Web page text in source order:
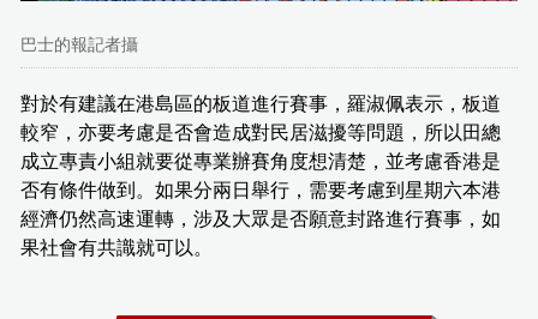
巴士的報記者攝
對於有建議在港島區的板道進行賽事，羅淑佩表示，板道
較窄，亦要考慮是否會造成對民居滋擾等問題，所以田總
成立專責小組就要從專業辦賽角度想清楚，並考慮香港是
否有條件做到。如果分兩日舉行，需要考慮到星期六本港
經濟仍然高速運轉，涉及大眾是否願意封路進行賽事，如
果社會有共識就可以。